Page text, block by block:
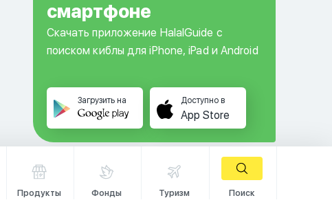
смартфоне
Скачать приложение HalalGuide с
поиском киблы для iPhone, iPad и Android
Загрузить на Доступно в
App Store
Продукты Фонды Туризм Поиск